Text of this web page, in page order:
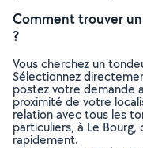
Comment trouver
?
Vous cherchez un
Sélectionnez
postez votre demande
proximité de votre
relation avec tous les
particuliers, à Le
rapidement.